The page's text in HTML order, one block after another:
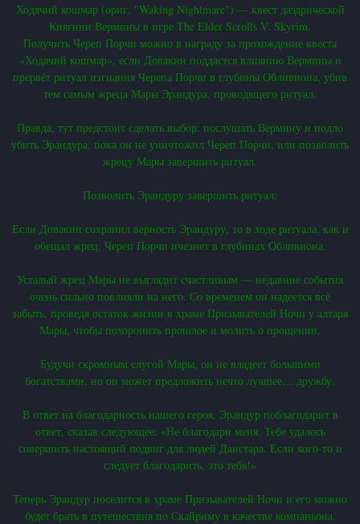
Ходячий кошмар (ориг. "Waking Nightmare") — квест даэдрической
Княгини Вермины в игре The Elder Scrolls V: Skyrim.
Получить Череп Порчи можно в награду за прохождение квеста
«Ходячий кошмар», если Довакин поддастся влиянию Вермины и
прервёт ритуал изгнания Черепа Порчи в глубины Обливиона, убив
тем самым жреца Мары Эрандура, проводящего ритуал.
Правда, тут предстоит сделать выбор: послушать Вермину и подло
убить Эрандура, пока он не уничтожил Череп Порчи, или позволить
жрецу Мары завершить ритуал.
Позволить Эрандуру завершить ритуал:
Если Довакин сохранил верность Эрандуру, то в ходе ритуала, как и
обещал жрец, Череп Порчи ичезнет в глубинах Обливиона.
Усталый жрец Мары не выглядит счастливым — недавние события
очень сильно повлияли на него. Со временем он надеется всё
забыть, проведя остаток жизни в храме Призывателей Ночи у алтаря
Мары, чтобы похоронить прошлое и молить о прощении.
Будучи скромным слугой Мары, он не владеет большими
богатствами, но он может предложить нечто лучшее… дружбу.
В ответ на благодарность нашего героя, Эрандур поблагодарит в
ответ, сказав следующее: «Не благодари меня. Тебе удалось
совершить настоящий подвиг для людей Данстара. Если кого-то и
следует благодарить, это тебя!»
Теперь Эрандур поселится в храме Призывателей Ночи и его можно
будет брать в путешествия по Скайриму в качестве компаньона.